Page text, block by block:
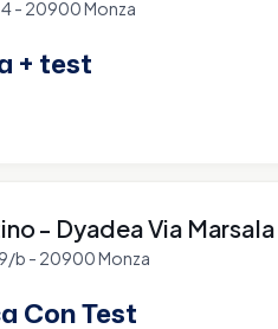
- 20900 Monza
+ test
- Dyadea Via Marsala
b - 20900 Monza
Con Test